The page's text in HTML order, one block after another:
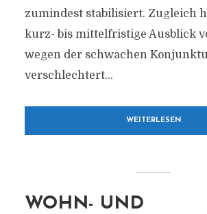
zumindest stabilisiert. Zugleich
kurz- bis mittelfristige Ausblick
wegen der schwachen
verschlechtert...
WEITERLESEN
WOHN- UND